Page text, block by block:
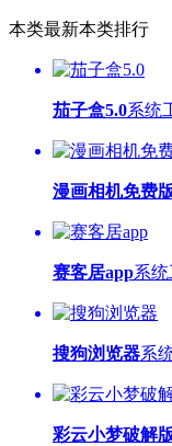
本类最新本类排行
茄子盒5.0系统
漫画相机免费
赛客居app系
搜狗浏览器系
彩云小梦破解